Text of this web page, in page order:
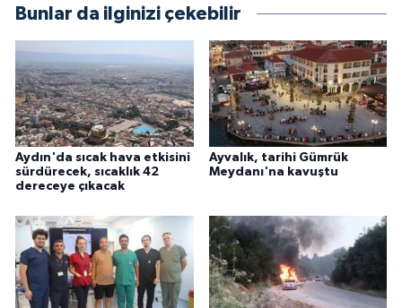
Bunlar da ilginizi çekebilir
Aydın'da sıcak hava etkisini
sürdürecek, sıcaklık 42
dereceye çıkacak
Ayvalık, tarihi Gümrük
Meydanı'na kavuştu